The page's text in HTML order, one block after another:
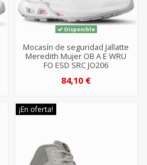
Disponible
Mocasín de seguridad Jallatte
Meredith Mujer OB A E WRU
FO ESD SRC JO206
84,10 €
¡En oferta!